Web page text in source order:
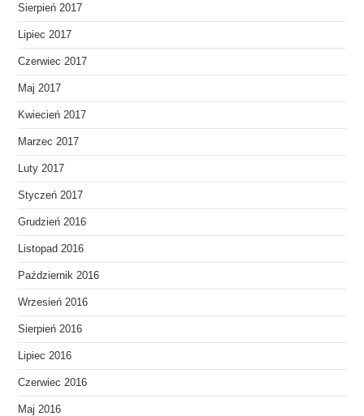
Sierpień 2017
Lipiec 2017
Czerwiec 2017
Maj 2017
Kwiecień 2017
Marzec 2017
Luty 2017
Styczeń 2017
Grudzień 2016
Listopad 2016
Październik 2016
Wrzesień 2016
Sierpień 2016
Lipiec 2016
Czerwiec 2016
Maj 2016